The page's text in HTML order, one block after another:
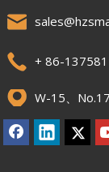
+ 86-
W-15、